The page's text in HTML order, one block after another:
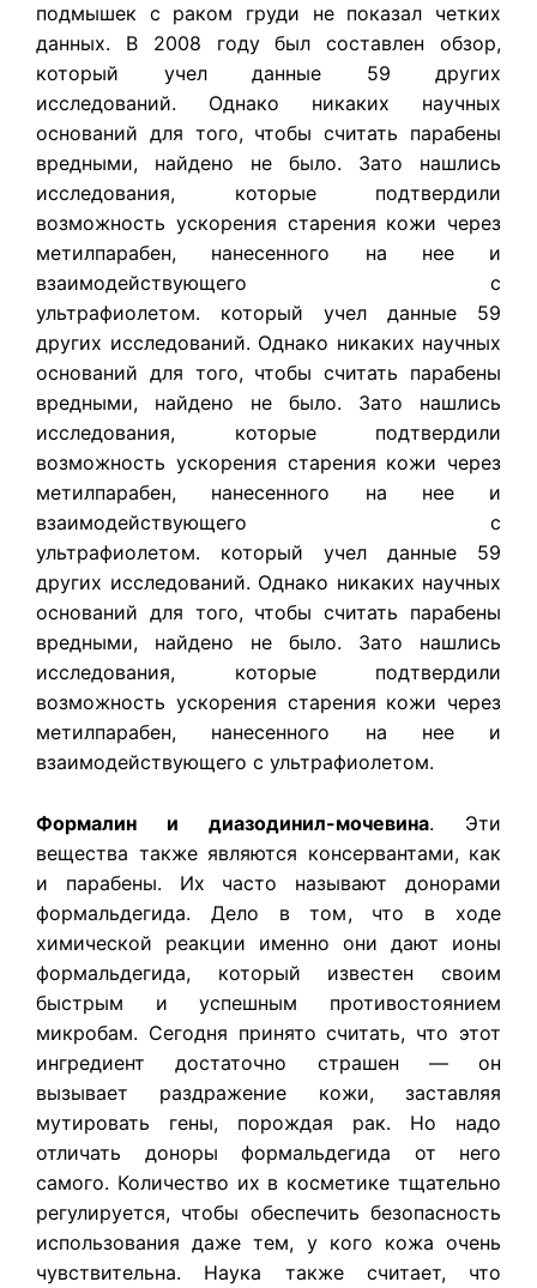
подмышек с раком груди не показал четких
данных. В 2008 году был составлен обзор,
который учел данные 59 других
исследований. Однако никаких научных
оснований для того, чтобы считать парабены
вредными, найдено не было. Зато нашлись
исследования, которые подтвердили
возможность ускорения старения кожи через
метилпарабен, нанесенного на нее и
взаимодействующего с
ультрафиолетом. который учел данные 59
других исследований. Однако никаких научных
оснований для того, чтобы считать парабены
вредными, найдено не было. Зато нашлись
исследования, которые подтвердили
возможность ускорения старения кожи через
метилпарабен, нанесенного на нее и
взаимодействующего с
ультрафиолетом. который учел данные 59
других исследований. Однако никаких научных
оснований для того, чтобы считать парабены
вредными, найдено не было. Зато нашлись
исследования, которые подтвердили
возможность ускорения старения кожи через
метилпарабен, нанесенного на нее и
взаимодействующего с ультрафиолетом.
Формалин и диазодинил-мочевина. Эти
вещества также являются консервантами, как
и парабены. Их часто называют донорами
формальдегида. Дело в том, что в ходе
химической реакции именно они дают ионы
формальдегида, который известен своим
быстрым и успешным противостоянием
микробам. Сегодня принято считать, что этот
ингредиент достаточно страшен — он
вызывает раздражение кожи, заставляя
мутировать гены, порождая рак. Но надо
отличать доноры формальдегида от него
самого. Количество их в косметике тщательно
регулируется, чтобы обеспечить безопасность
использования даже тем, у кого кожа очень
чувствительна. Наука также считает, что